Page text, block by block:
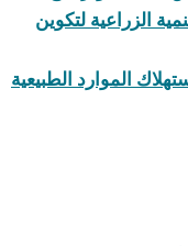
الزراعية لتكوين
الموارد الطبيعية